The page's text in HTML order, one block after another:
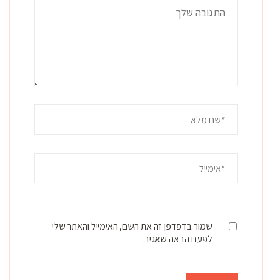
שמור בדפדפן זה את השם, האימייל והאתר שלי
לפעם הבאה שאגיב.